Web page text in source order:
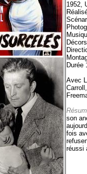
1952,
Durée
Avec
son
fois
réussi